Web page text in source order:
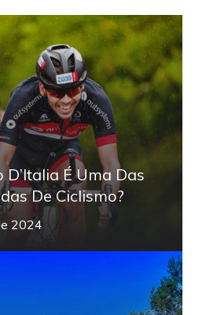
D’Italia É Uma Das
De Ciclismo?
2024